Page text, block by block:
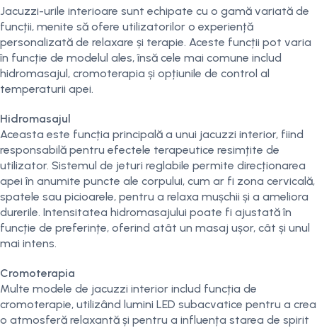
Jacuzzi-urile interioare sunt echipate cu o gamă variată de
funcții, menite să ofere utilizatorilor o experiență
personalizată de relaxare și terapie. Aceste funcții pot varia
în funcție de modelul ales, însă cele mai comune includ
hidromasajul, cromoterapia și opțiunile de control al
temperaturii apei.
Hidromasajul
Aceasta este funcția principală a unui jacuzzi interior, fiind
responsabilă pentru efectele terapeutice resimțite de
utilizator. Sistemul de jeturi reglabile permite direcționarea
apei în anumite puncte ale corpului, cum ar fi zona cervicală,
spatele sau picioarele, pentru a relaxa mușchii și a ameliora
durerile. Intensitatea hidromasajului poate fi ajustată în
funcție de preferințe, oferind atât un masaj ușor, cât și unul
mai intens.
Cromoterapia
Multe modele de jacuzzi interior includ funcția de
cromoterapie, utilizând lumini LED subacvatice pentru a crea
o atmosferă relaxantă și pentru a influența starea de spirit